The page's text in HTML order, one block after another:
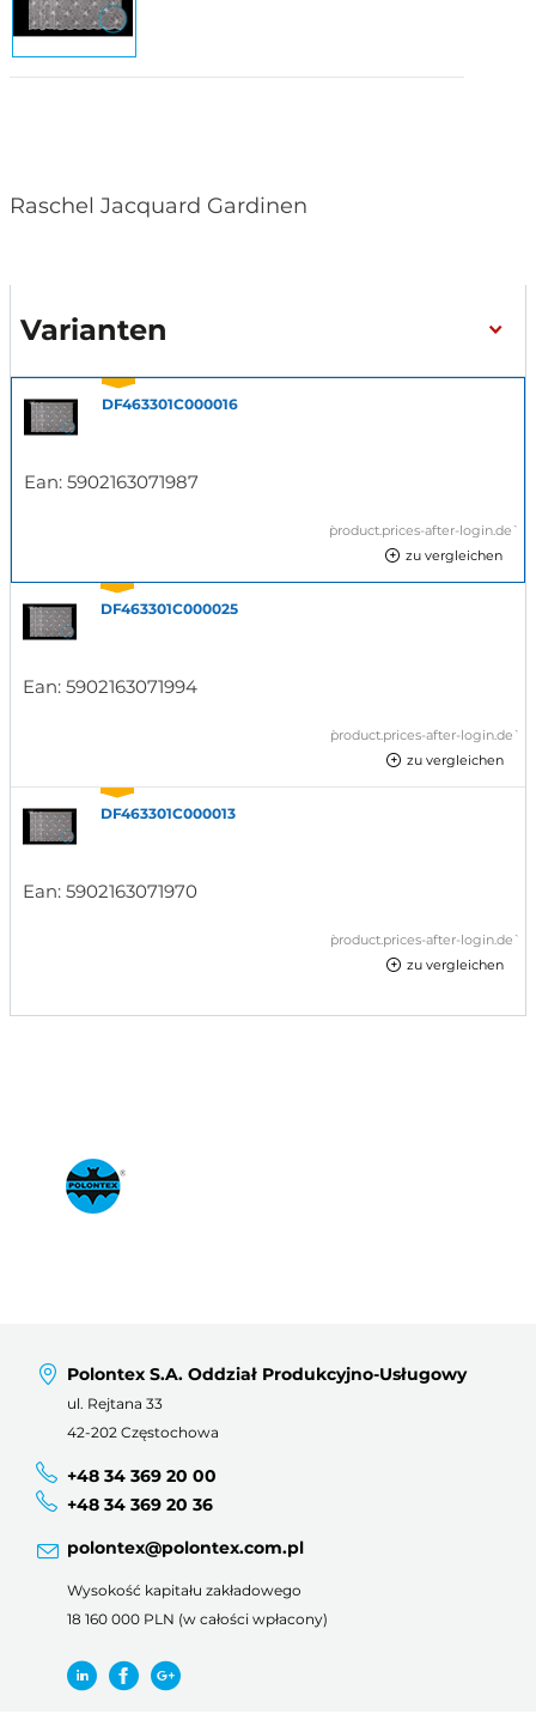
Raschel Jacquard Gardinen
Varianten
DF463301C000016
Ean: 5902163071987
`product.prices-after-login.de`
zu vergleichen
DF463301C000025
Ean: 5902163071994
`product.prices-after-login.de`
zu vergleichen
DF463301C000013
Ean: 5902163071970
`product.prices-after-login.de`
zu vergleichen
Polontex S.A. Oddział Produkcyjno-Usługowy
ul. Rejtana 33
42-202 Częstochowa
+48 34 369 20 00
+48 34 369 20 36
polontex@polontex.com.pl
Wysokość kapitału zakładowego
18 160 000 PLN (w całości wpłacony)